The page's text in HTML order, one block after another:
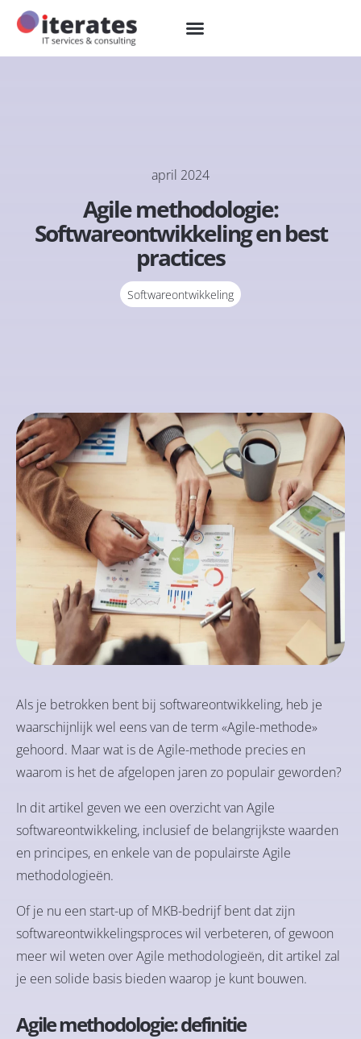
april 2024
Agile methodologie:
Softwareontwikkeling en best
practices
Softwareontwikkeling
Als je betrokken bent bij softwareontwikkeling, heb je
waarschijnlijk wel eens van de term «Agile-methode»
gehoord. Maar wat is de Agile-methode precies en
waarom is het de afgelopen jaren zo populair geworden?
In dit artikel geven we een overzicht van Agile
softwareontwikkeling, inclusief de belangrijkste waarden
en principes, en enkele van de populairste Agile
methodologieën.
Of je nu een start-up of MKB-bedrijf bent dat zijn
softwareontwikkelingsproces wil verbeteren, of gewoon
meer wil weten over Agile methodologieën, dit artikel zal
je een solide basis bieden waarop je kunt bouwen.
Agile methodologie: definitie